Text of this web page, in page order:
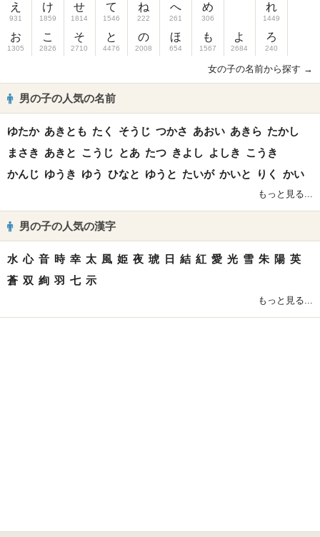
え
931
お
1305
け
1859
こ
2826
せ
1814
そ
2710
て
1546
と
4476
ね
222
の
2008
へ
261
ほ
654
め
306
も
1567
よ
2684
れ
1449
ろ
240
女の子の名前から探す →
男の子の人気の名前
ゆたか あきとも たく そうじ つかさ あおい あきら たかし
まさき あきと こうじ とあ たつ きよし よしき こうき
かんじ ゆうき ゆう ひなと ゆうと たいが かいと りく かい
もっと見る...
男の子の人気の漢字
水 心 音 時 幸 太 風 姫 夜 琥 日 結 紅 愛 光 雪 朱 陽 英
蒼 双 絢 羽 七 示
もっと見る...